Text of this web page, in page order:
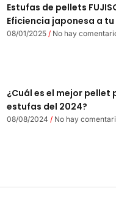
Estufas de pellets
Eficiencia japonesa a
08/01/2025 No hay
¿Cuál es el mejor pellet
estufas del 2024?
08/08/2024 No hay